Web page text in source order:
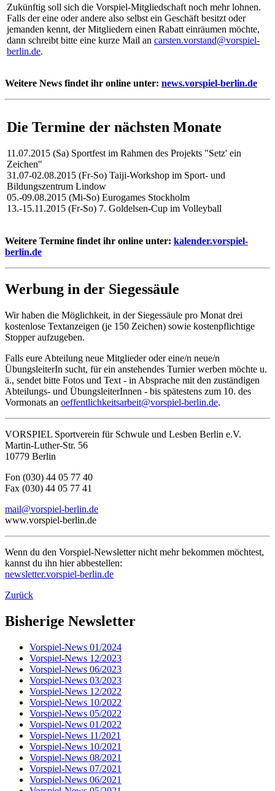
Zukünftig soll sich die Vorspiel-Mitgliedschaft noch mehr lohnen.
Falls der eine oder andere also selbst ein Geschäft besitzt oder
jemanden kennt, der Mitgliedern einen Rabatt einräumen möchte,
dann schreibt bitte eine kurze Mail an carsten.vorstand@vorspiel-
berlin.de.
Weitere News findet ihr online unter: news.vorspiel-berlin.de
Die Termine der nächsten Monate
11.07.2015 (Sa) Sportfest im Rahmen des Projekts "Setz' ein
Zeichen"
31.07-02.08.2015 (Fr-So) Taiji-Workshop im Sport- und
Bildungszentrum Lindow
05.-09.08.2015 (Mi-So) Eurogames Stockholm
13.-15.11.2015 (Fr-So) 7. Goldelsen-Cup im Volleyball
Weitere Termine findet ihr online unter: kalender.vorspiel-
berlin.de
Werbung in der Siegessäule
Wir haben die Möglichkeit, in der Siegessäule pro Monat drei
kostenlose Textanzeigen (je 150 Zeichen) sowie kostenpflichtige
Stopper aufzugeben.
Falls eure Abteilung neue Mitglieder oder eine/n neue/n
ÜbungsleiterIn sucht, für ein anstehendes Turnier werben möchte u.
ä., sendet bitte Fotos und Text ‑ in Absprache mit den zuständigen
Abteilungs- und ÜbungsleiterInnen - bis spätestens zum 10. des
Vormonats an oeffentlichkeitsarbeit@vorspiel-berlin.de.
VORSPIEL Sportverein für Schwule und Lesben Berlin e.V.
Martin-Luther-Str. 56
10779 Berlin
Fon (030) 44 05 77 40
Fax (030) 44 05 77 41
mail@vorspiel-berlin.de
www.vorspiel-berlin.de
Wenn du den Vorspiel-Newsletter nicht mehr bekommen möchtest,
kannst du ihn hier abbestellen:
newsletter.vorspiel-berlin.de
Zurück
Bisherige Newsletter
Vorspiel-News 01/2024
Vorspiel-News 12/2023
Vorspiel-News 06/2023
Vorspiel-News 03/2023
Vorspiel-News 12/2022
Vorspiel-News 10/2022
Vorspiel-News 05/2022
Vorspiel-News 01/2022
Vorspiel-News 11/2021
Vorspiel-News 10/2021
Vorspiel-News 08/2021
Vorspiel-News 07/2021
Vorspiel-News 06/2021